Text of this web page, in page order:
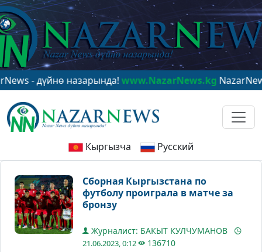
дүйнө назарында!www.NazarNews.kgNazarNews - в
Кыргызча Русский
Сборная Кыргызстана по
футболу проиграла в матче за
бронзу
Журналист: БАКЫТ КУЛЧУМАНОВ
21.06.2023, 0:12 136710